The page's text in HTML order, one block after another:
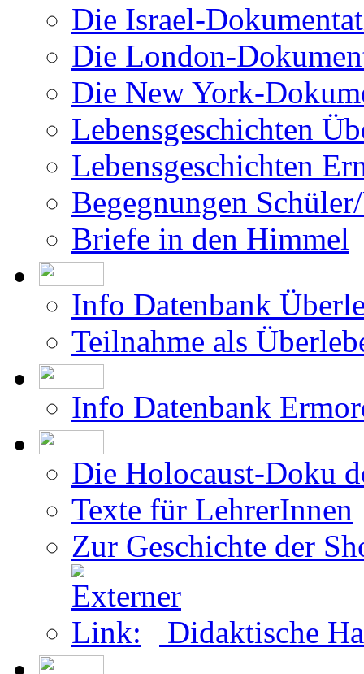
Geschichtsstunde für
Filme über das Projekt
Was bisher geschah
Die Israel-
Die London-
Die New York-
Lebensgeschichten
Begegnungen
Briefe in den Himmel
Info Datenbank
Teilnahme als
Info Datenbank
Die Holocaust-Doku
Texte für LehrerInnen
Zur Geschichte der